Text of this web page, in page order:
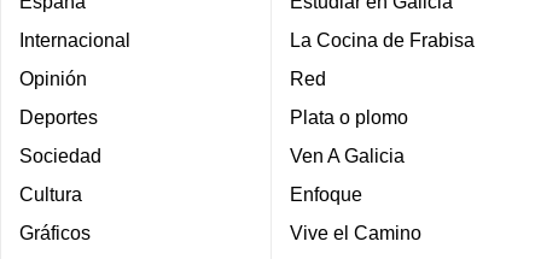
Internacional
Opinión
Deportes
Sociedad
Cultura
Gráficos
La Cocina de Frabisa
Red
Plata o plomo
Ven A Galicia
Enfoque
Vive el Camino